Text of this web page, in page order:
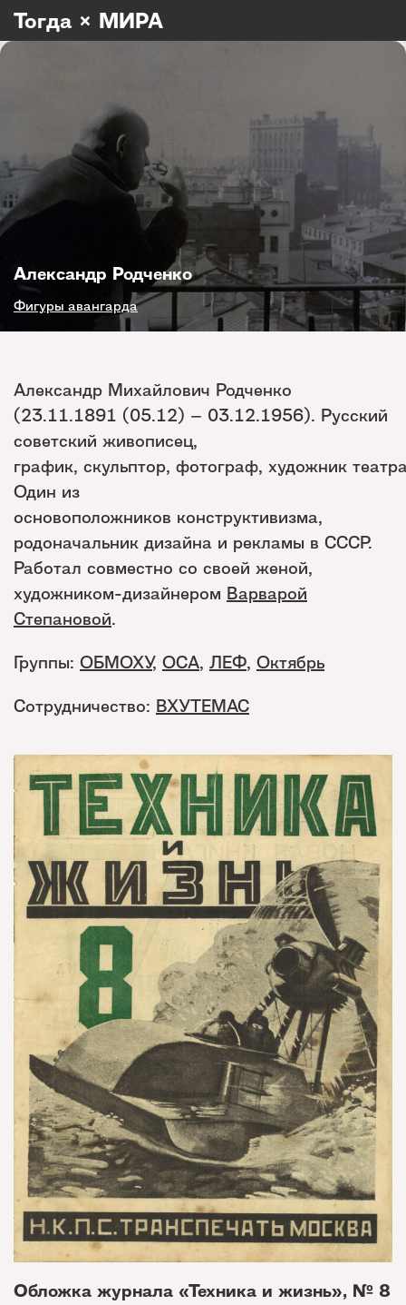
Тогда × МИРА
Александр Родченко
Фигуры авангарда
Александр Михайлович Родченко
(23.11.1891 (05.12) – 03.12.1956). Русский
советский живописец,
график, скульптор, фотограф, художник
Один из
основоположников конструктивизма,
родоначальник дизайна и рекламы в СССР.
Работал совместно со своей женой,
художником-дизайнером Варварой
Степановой.
Группы: ОБМОХУ, ОСА, ЛЕФ, Октябрь
Сотрудничество: ВХУТЕМАС
Обложка журнала «Техника и жизнь», № 8